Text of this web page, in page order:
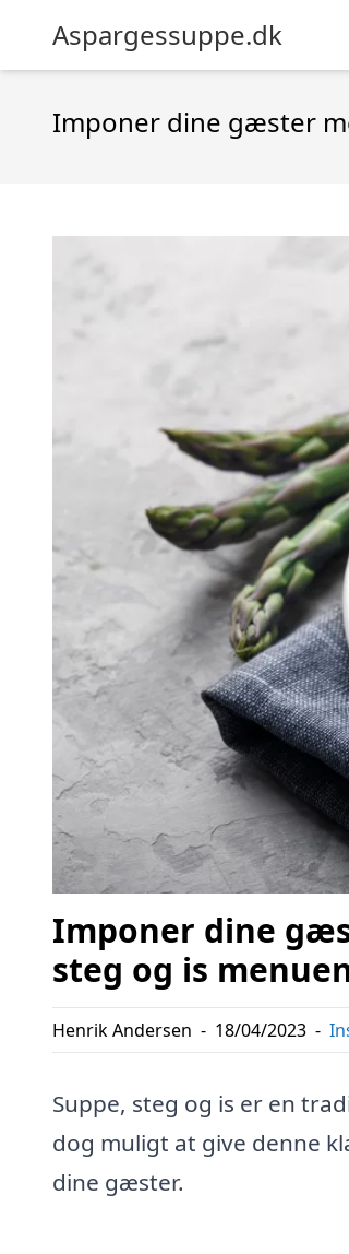
Aspargessuppe.dk
Imponer dine gæster
Imponer dine
steg og is
Henrik Andersen - 18/04/2023 -
Suppe, steg og is er en
dog muligt at give denne
dine gæster.